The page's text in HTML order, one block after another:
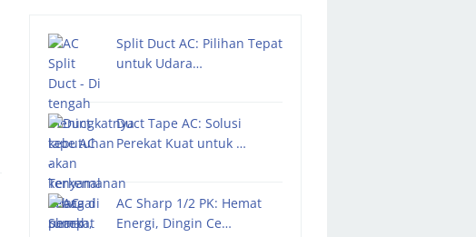
Split Duct AC: Pilihan Tepat
untuk Udara…
Duct Tape AC: Solusi
Perekat Kuat untuk …
AC Sharp 1/2 PK: Hemat
Energi, Dingin Ce…